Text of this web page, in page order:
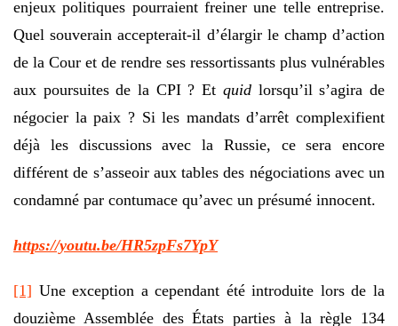
enjeux politiques pourraient freiner une telle entreprise.
Quel souverain accepterait-il d’élargir le champ d’action
de la Cour et de rendre ses ressortissants plus vulnérables
aux poursuites de la CPI ? Et quidlorsqu’il s’agira de
négocier la paix ? Si les mandats d’arrêt complexifient
déjà les discussions avec la Russie, ce sera encore
différent de s’asseoir aux tables des négociations avec un
condamné par contumace qu’avec un présumé innocent.
https://youtu.be/HR5zpFs7YpY
[1] Une exception a cependant été introduite lors de la
douzième Assemblée des États parties à la règle 134